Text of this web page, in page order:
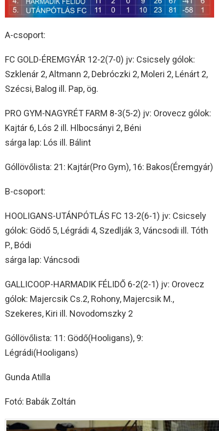
A-csoport:
FC GOLD-ÉREMGYÁR 12-2(7-0) jv: Csicsely gólok:
Szklenár 2, Altmann 2, Debróczki 2, Moleri 2, Lénárt 2,
Szécsi, Balog ill. Pap, ög.
PRO GYM-NAGYRÉT FARM 8-3(5-2) jv: Orovecz gólok:
Kajtár 6, Lós 2 ill. Hlbocsányi 2, Béni
sárga lap: Lós ill. Bálint
Góllövőlista: 21: Kajtár(Pro Gym), 16: Bakos(Éremgyár)
B-csoport:
HOOLIGANS-UTÁNPÓTLÁS FC 13-2(6-1) jv: Csicsely
gólok: Gödő 5, Légrádi 4, Szedlják 3, Váncsodi ill. Tóth
P., Bódi
sárga lap: Váncsodi
GALLICOOP-HARMADIK FÉLIDŐ 6-2(2-1) jv: Orovecz
gólok: Majercsik Cs.2, Rohony, Majercsik M.,
Szekeres, Kiri ill. Novodomszky 2
Góllövőlista: 11: Gödő(Hooligans), 9:
Légrádi(Hooligans)
Gunda Atilla
Fotó: Babák Zoltán